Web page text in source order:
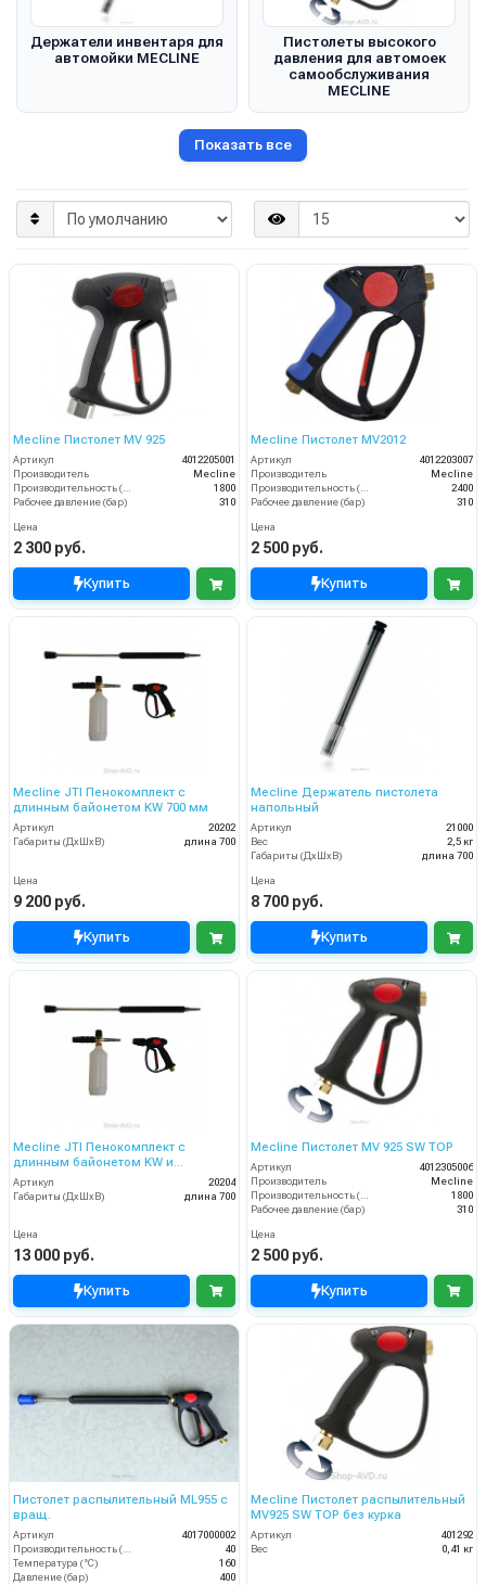
Держатели инвентаря для
автомойки MECLINE
Пистолеты высокого
давления для автомоек
самообслуживания
MECLINE
Показать все
Mecline Пистолет MV 925
Артикул
4012205001
Производитель
Mecline
Производительность (л/ч)
1800
Рабочее давление (бар)
310
Цена
2 300 руб.
Купить
Mecline Пистолет MV2012
Артикул
4012203007
Производитель
Mecline
Производительность (л/ч)
2400
Рабочее давление (бар)
310
Цена
2 500 руб.
Купить
Mecline JTI Пенокомплект с
длинным байонетом KW 700 мм
Артикул
20202
Габариты (ДхШхВ)
длина 700
Цена
9 200 руб.
Купить
Mecline Держатель пистолета
напольный
Артикул
21000
Вес
2,5 кг
Габариты (ДхШхВ)
длина 700
Цена
8 700 руб.
Купить
Mecline JTI Пенокомплект с
длинным байонетом KW и
поворотным соединением 700 мм
Артикул
20204
Габариты (ДхШхВ)
длина 700
Цена
13 000 руб.
Купить
Mecline Пистолет MV 925 SW TOP
Артикул
4012305006
Производитель
Mecline
1800
Рабочее давление (бар)
310
Цена
2 500 руб.
Купить
Пистолет распылительный ML955 c
вращ.
Артикул
4017000002
40
Температура (°C)
160
Давление (бар)
400
Mecline Пистолет распылительный
MV925 SW TOP без курка
Артикул
401292
Вес
0,41 кг